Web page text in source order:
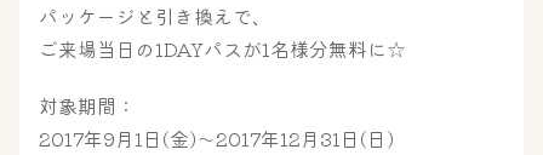
はしゃきっズ
パッケージと引き換えで、
ご来場当日の1DAYパスが1名様分無料に☆
対象期間：
2017年9月1日(金)～2017年12月31日(日)